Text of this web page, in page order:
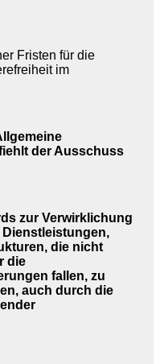
Fristen für die
im
der Ausschuss
zur Verwirklichung
die nicht
die
fallen, zu
auch durch die